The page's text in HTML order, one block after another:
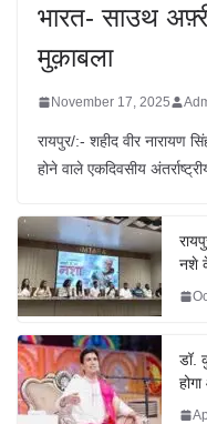
भारत- साउथ
मुक़ाबला
November 17, 2025
रायपुर/:- शहीद वीर नारायण
होने वाले एकदिवसीय
नशे
डॉ.